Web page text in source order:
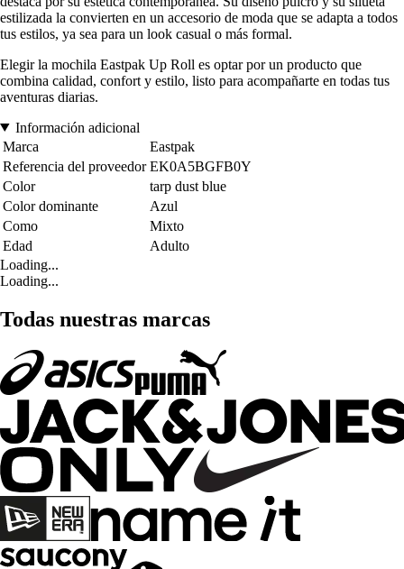
estilizada la convierten en un accesorio de moda que se adapta a todos
tus estilos, ya sea para un look casual o más formal.
Elegir la mochila Eastpak Up Roll es optar por un producto que
combina calidad, confort y estilo, listo para acompañarte en todas tus
aventuras diarias.
Información adicional
Marca
Eastpak
Referencia del proveedor EK0A5BGFB0Y
Color
tarp dust blue
Color dominante
Azul
Como
Mixto
Edad
Adulto
Loading...
Loading...
Todas nuestras marcas